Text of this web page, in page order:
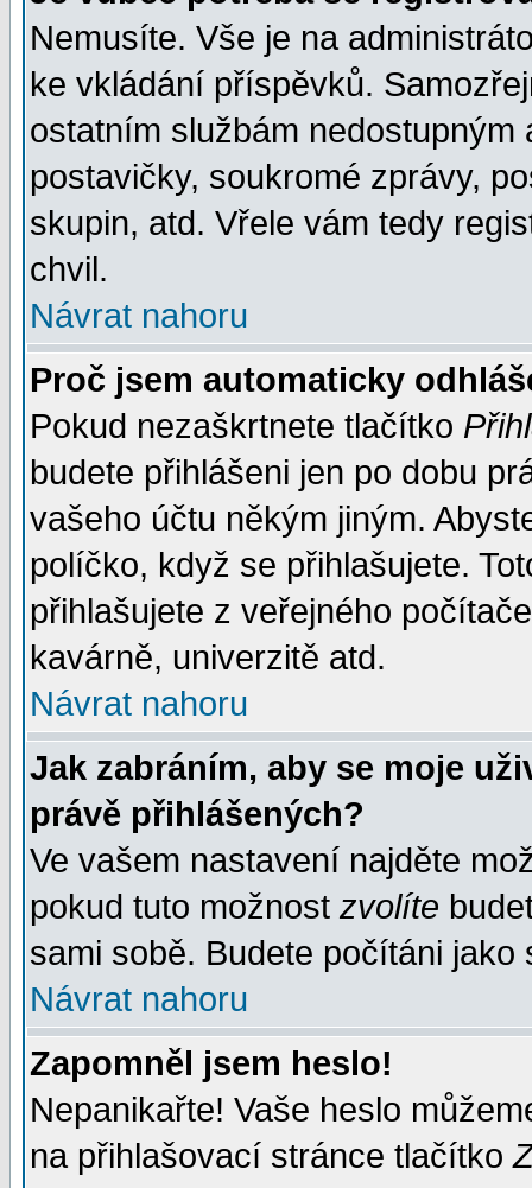
Nemusíte. Vše je na
ke vkládání příspěvků.
ostatním službám
postavičky, soukromé zprávy,
skupin, atd. Vřele vám tedy
chvil.
Návrat nahoru
Proč jsem automaticky
Pokud nezaškrtnete tlačítko
budete přihlášeni jen po dobu
vašeho účtu někým jiným.
políčko, když se přihlašujete.
přihlašujete z veřejného
kavárně, univerzitě atd.
Návrat nahoru
Jak zabráním, aby se moje
právě přihlášených?
Ve vašem nastavení najděte
pokud tuto možnost zvolíte
sami sobě. Budete počítáni jako
Návrat nahoru
Zapomněl jsem heslo!
Nepanikařte! Vaše heslo
na přihlašovací stránce tlačítko